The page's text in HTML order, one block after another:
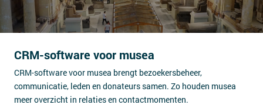
CRM-software voor musea
CRM-software voor musea brengt bezoekersbeheer,
communicatie, leden en donateurs samen. Zo houden musea
meer overzicht in relaties en contactmomenten.